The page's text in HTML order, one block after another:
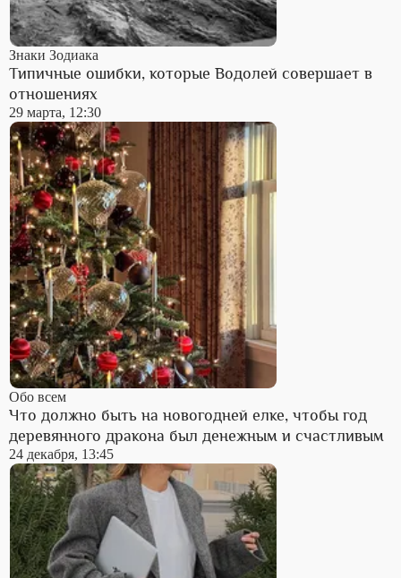
Знаки Зодиака
Типичные ошибки, которые Водолей совершает в
отношениях
29 марта, 12:30
Обо всем
Что должно быть на новогодней елке, чтобы год
деревянного дракона был денежным и счастливым
24 декабря, 13:45